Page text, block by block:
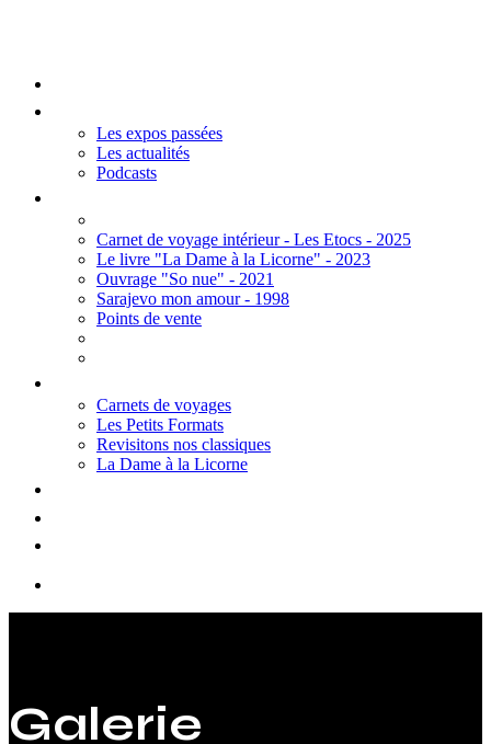
Les expos passées
Les actualités
Podcasts
Carnet de voyage intérieur - Les Etocs - 2025
Le livre "La Dame à la Licorne" - 2023
Ouvrage "So nue" - 2021
Sarajevo mon amour - 1998
Points de vente
Carnets de voyages
Les Petits Formats
Revisitons nos classiques
La Dame à la Licorne
Galerie